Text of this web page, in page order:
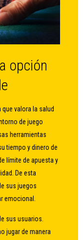
opción
valora la salud
de juego
herramientas
tiempo y dinero de
límite de apuesta y
De esta
sus juegos
emocional.
sus usuarios.
jugar de manera